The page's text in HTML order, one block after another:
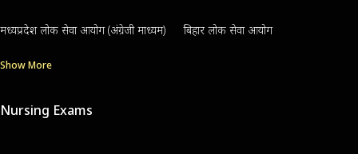
मध्यप्रदेश लोक सेवा आयोग (अंग्रेजी माध्यम) बिहार लोक सेवा आयोग
Show More
Nursing Exams